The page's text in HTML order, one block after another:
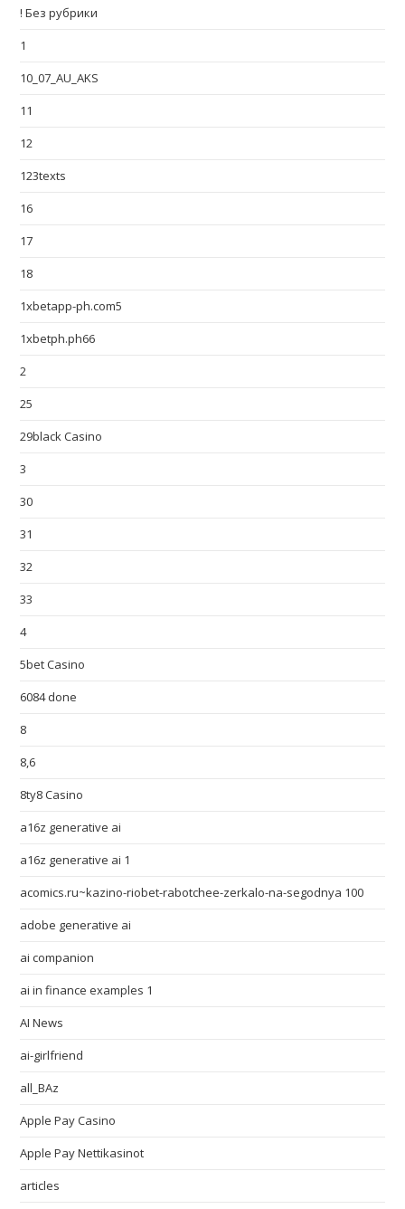
! Без рубрики
1
10_07_AU_AKS
11
12
123texts
16
17
18
1xbetapp-ph.com5
1xbetph.ph66
2
25
29black Casino
3
30
31
32
33
4
5bet Casino
6084 done
8
8,6
8ty8 Casino
a16z generative ai
a16z generative ai 1
acomics.ru~kazino-riobet-rabotchee-zerkalo-na-segodnya 100
adobe generative ai
ai companion
ai in finance examples 1
AI News
ai-girlfriend
all_BAz
Apple Pay Casino
Apple Pay Nettikasinot
articles